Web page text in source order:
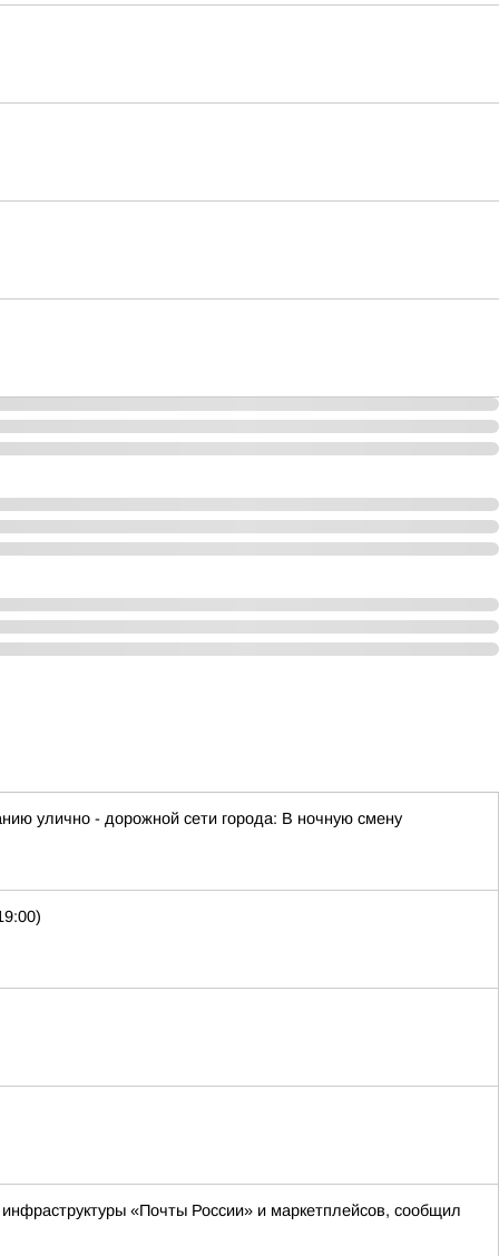
улично - дорожной сети города: В ночную смену
«Почты России» и маркетплейсов, сообщил